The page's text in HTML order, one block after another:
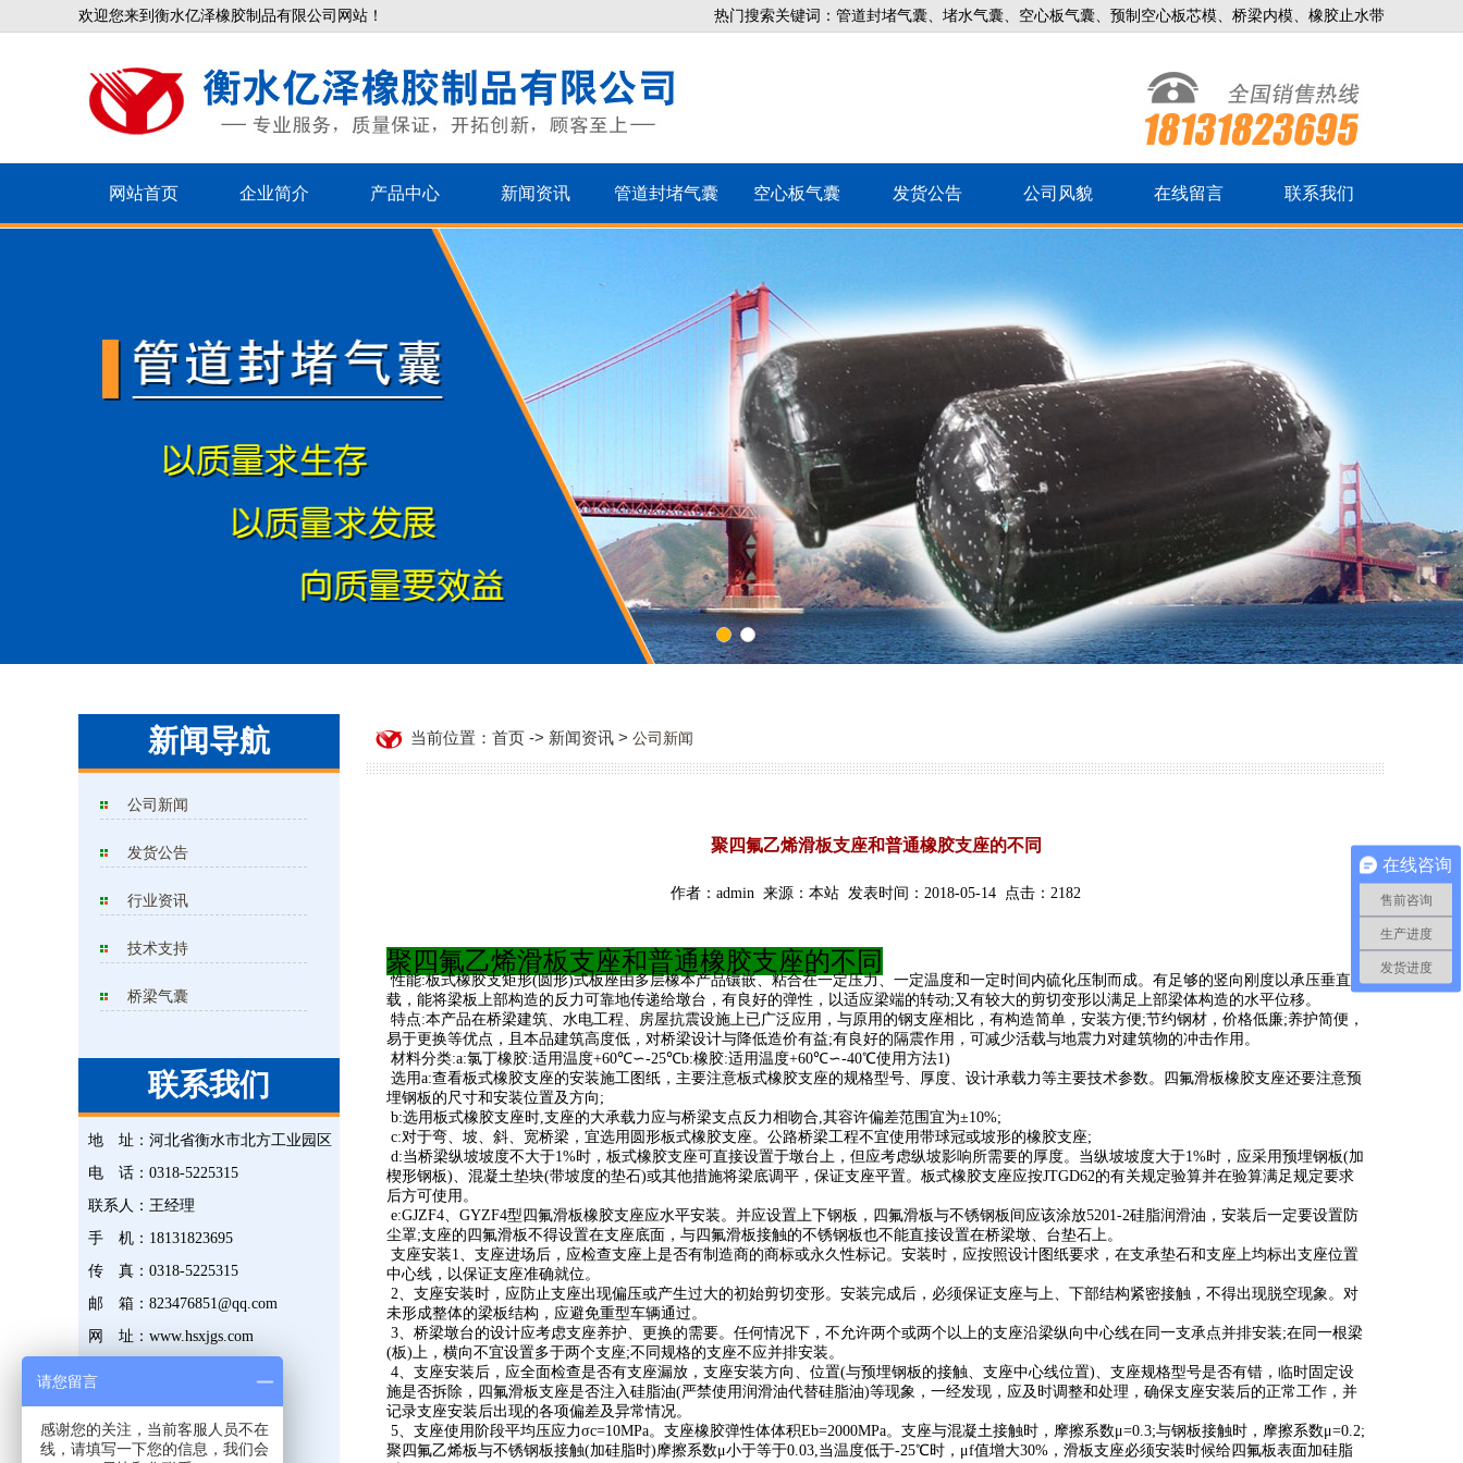
欢迎您来到衡水亿泽橡胶制品有限公司网站！ 热门搜索关键词：管道封堵气囊、堵水气囊、空心板气囊、预制空心板芯模、桥梁内模、橡胶止水带
网站首页 企业简介 产品中心 新闻资讯 管道封堵气囊 空心板气囊 发货公告 公司风貌 在线留言 联系我们
1 2
新闻导航
公司新闻
发货公告
行业资讯
技术支持
桥梁气囊
联系我们
地 址： 河北省衡水市北方工业园区
电 话： 0318-5225315
联系人： 王经理
手 机： 18131823695
传 真： 0318-5225315
邮 箱： 823476851@qq.com
网 址： www.hsxjgs.com
当前位置：首页 -> 新闻资讯 > 公司新闻
聚四氟乙烯滑板支座和普通橡胶支座的不同
作者：admin 来源：本站 发表时间：2018-05-14 点击：2182
聚四氟乙烯滑板支座和普通橡胶支座的不同
性能:板式橡胶支矩形(圆形)式板座由多层橡本产品镶嵌、粘合在一定压力、一定温度和一定时间内硫化压制而成。有足够的竖向刚度以承压垂直荷
载，能将梁板上部构造的反力可靠地传递给墩台，有良好的弹性，以适应梁端的转动; 又有较大的剪切变形以满足上部梁体构造的水平位移。
特点:本产品在桥梁建筑、水电工程、房屋抗震设施上已广泛应用，与原用的钢支座相比，有构造简单，安装方便;节约钢材，价格低廉;养护简便，
易于更换等优点，且本品建筑高度低，对桥梁设计与降低造价有益;有良好的隔震作用，可减少活载与地震力对建筑物的冲击作用。
材料分类:a:氯丁橡胶:适用温度+60℃∽-25℃b:橡胶:适用温度+60℃∽-40℃使用方法1)
选用a:查看板式橡胶支座的安装施工图纸，主要注意板式橡胶支座的规格型号、厚度、设计承载力等主要技术参数。四氟滑板橡胶支座还要注意预
埋钢板的尺寸和安装位置及方向 ;
b:选用板式橡胶支座时,支座的大承载力应与桥梁支点反力相吻合,其容许偏差范围宜为±10%;
c:对于弯、坡、斜、宽桥梁，宜选用圆形板式橡胶支座。公路桥梁工程不宜使用带球冠或坡形的橡胶支座;
d:当桥梁纵坡坡度不大于1%时，板式橡胶支座可直接设置于墩台上，但应考虑纵坡影响所需要的厚度。当纵坡坡度大于1%时，应采用预埋钢板(加
楔形钢板)、混凝土垫块(带坡度的垫石)或其他措施将梁底调平，保证支座平置。板式橡胶支座应按JTGD62的有关规定验算并在验算满足规定要求
后方可使用。
e:GJZF4、 GYZF4型四氟滑板橡胶支座应水平安装。并应设置上下钢板，四氟滑板与不锈钢板间应该涂放5201-2硅脂润滑油，安装后一定要设置防
尘罩;支座的四氟滑板不得设置在支座底面，与四氟滑板接触的不锈钢板也不能直接设置在桥梁墩、台垫石上。
支座安装1、支座进场后，应检查支座上是否有制造商的商标或永久性标记。安装时，应按照设计图纸要求，在支承垫石和支座上均标出支座位置
中心线，以保证支座准确就位。
2、支座安装时，应防止支座出现偏压或产生过大的初始剪切变形。安装完成后，必须保证支座与上、下部结构紧密接触，不得出现脱空现象。对
未形成整体的梁板结构，应避免重型车辆通过。
3、桥梁墩台的设计应考虑支座养护、更换的需要。任何情况下，不允许两个或两个以上的支座沿梁纵向中心线在同一支承点并排安装;在同一根梁
(板)上，横向不宜设置多于两个支座;不同规格的支座不应并排安装。
4、支座安装后，应全面检查是否有支座漏放，支座安装方向、位置(与预埋钢板的接触、支座中心线位置)、支座规格型号是否有错，临时固定设
施是否拆除，四氟滑板支座是否注入硅脂油(严禁使用润滑油代替硅脂油)等现象，一经发现，应及时调整和处理，确保支座安装后的正常工作，并
记录支座安装后出现的各项偏差及异常情况。
5、支座使用阶段平均压应力σc=10MPa。支座橡胶弹性体体积Eb=2000MPa。支座与混凝土接触时，摩擦系数μ=0.3;与钢板接触时，摩擦系数μ=0.2;
聚四氟乙烯板与不锈钢板接触(加硅脂时)摩擦系数μ小于等于0.03,当温度低于-25℃时，μf值增大30%，滑板支座必须安装时候给四氟板表面加硅脂
在线咨询
售前咨询
生产进度
发货进度
请您留言
感谢您的关注，当前客服人员不在
线，请填写一下您的信息，我们会